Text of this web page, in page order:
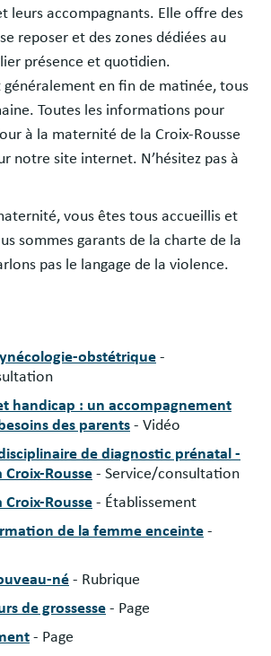
leurs accompagnants. Elle offre des
reposer et des zones dédiées au
présence et quotidien.
généralement en fin de matinée, tous
Toutes les informations pour
à la maternité de la Croix-Rousse
notre site internet. N’hésitez pas à
vous êtes tous accueillis et
sommes garants de la charte de la
pas le langage de la violence.
obstétrique -
handicap : un accompagnement
des parents - Vidéo
de diagnostic prénatal -
Rousse - Service/consultation
Rousse - Établissement
de la femme enceinte -
né - Rubrique
de grossesse - Page
- Page